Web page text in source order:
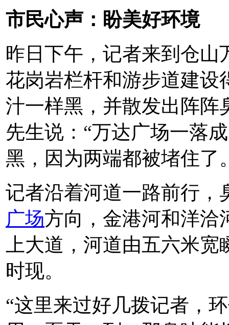
市民心声：盼美好环境
昨日下午，记者来到仓山
花岗岩栏杆和游步道建设
汁一样黑，并散发出阵阵
先生说：“万达广场一落
黑，因为两端都被堵住了
记者沿着河道一路前行，
广场方向，金港河和洋洽
上大道，河道由五六米
时现。
“这里来过好几拨记者，